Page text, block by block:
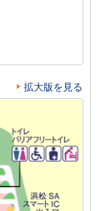
拡大版を見る